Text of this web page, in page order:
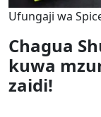
Ufungaji wa
Chagua
kuwa
zaidi!